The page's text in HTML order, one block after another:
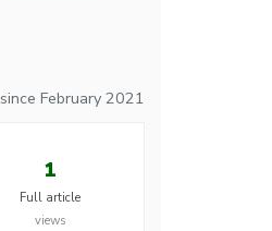
since February 2021
1
Full article
views